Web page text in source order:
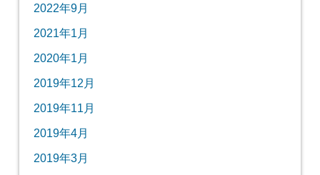
2022年9月
2021年1月
2020年1月
2019年12月
2019年11月
2019年4月
2019年3月